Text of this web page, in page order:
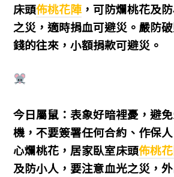
床頭佈桃花陣 ，可防爛桃花及
之災，適時捐血可避災。嚴防
錢的往來，小額捐款可避災。
今日屬鼠：表象好暗裡憂，避
機，不要簽署任何合約、作保
心爛桃花，居家臥室床頭佈桃
及防小人，要注意血光之災，